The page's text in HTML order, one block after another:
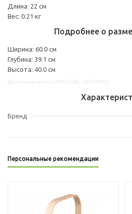
Длина: 22 см
Вес: 0.21 кг
Подробнее о
Ширина: 60.0 см
Глубина: 39.1 см
Высота: 40.0 см
Бренд
Персональные рекомендации